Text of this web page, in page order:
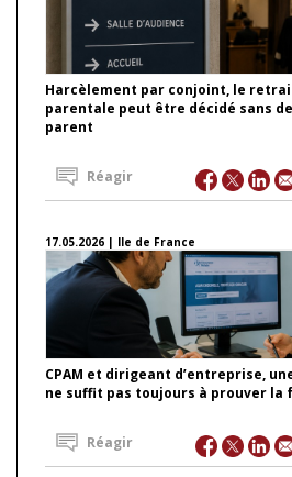
Harcèlement par conjoint, le
parentale peut être décidé sans
parent
Réagir
17.05.2026 | Ile de France
CPAM et dirigeant d’entreprise,
ne suffit pas toujours à prouver la
Réagir